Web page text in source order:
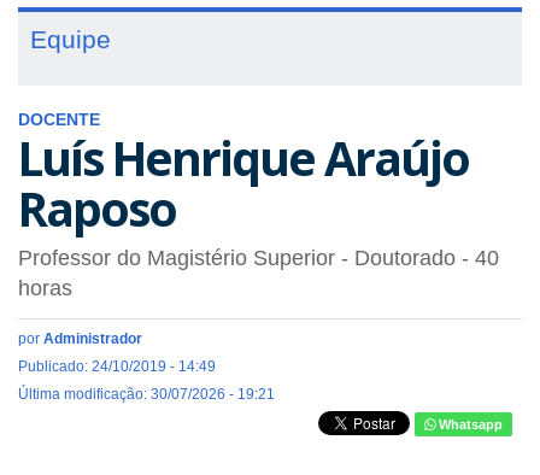
Equipe
DOCENTE
Luís Henrique Araújo
Raposo
Professor do Magistério Superior - Doutorado - 40
horas
por Administrador
Publicado: 24/10/2019 - 14:49
Última modificação: 30/07/2026 - 19:21
Whatsapp